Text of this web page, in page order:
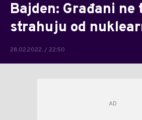
Bajden: Građani ne
strahuju od
28.02.2022. / 22:50